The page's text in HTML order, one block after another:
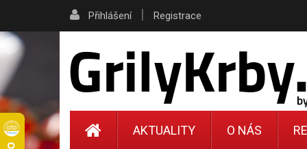
Přihlášení | Registrace
AKTUALITY O NÁS